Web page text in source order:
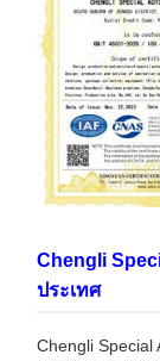
Chengli
ประเทศ
Chengli